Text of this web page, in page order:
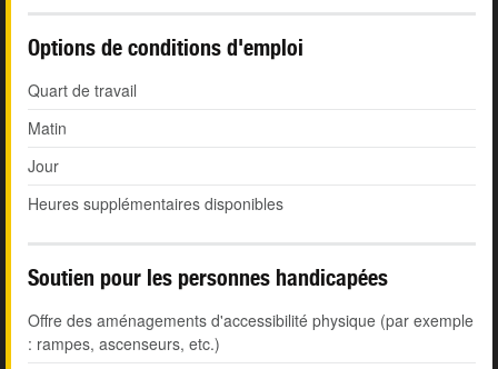
Options de conditions d'emploi
Quart de travail
Matin
Jour
Heures supplémentaires disponibles
Soutien pour les personnes handicapées
Offre des aménagements d'accessibilité physique (par exemple
: rampes, ascenseurs, etc.)